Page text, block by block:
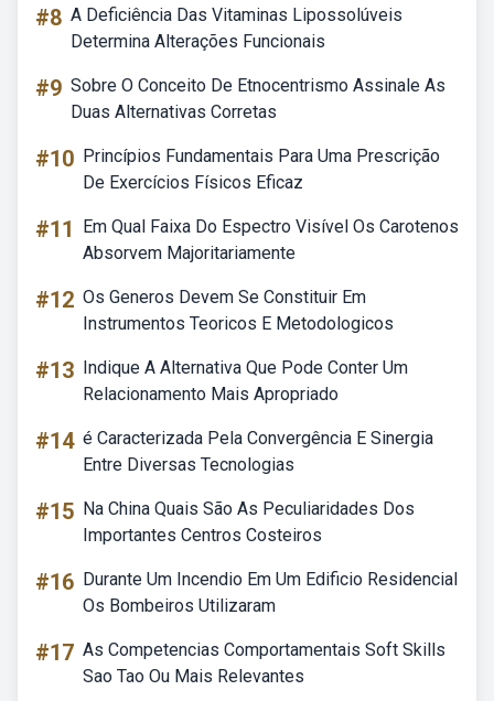
#8 A Deficiência Das Vitaminas Lipossolúveis
Determina Alterações Funcionais
#9 Sobre O Conceito De Etnocentrismo Assinale As
Duas Alternativas Corretas
#10 Princípios Fundamentais Para Uma Prescrição
De Exercícios Físicos Eficaz
#11
Em Qual Faixa Do Espectro Visível Os Carotenos
Absorvem Majoritariamente
#12 Os Generos Devem Se Constituir Em
Instrumentos Teoricos E Metodologicos
#13 Indique A Alternativa Que Pode Conter Um
Relacionamento Mais Apropriado
#14 é Caracterizada Pela Convergência E Sinergia
Entre Diversas Tecnologias
#15 Na China Quais São As Peculiaridades Dos
Importantes Centros Costeiros
#16 Durante Um Incendio Em Um Edificio Residencial
Os Bombeiros Utilizaram
#17 As Competencias Comportamentais Soft Skills
Sao Tao Ou Mais Relevantes